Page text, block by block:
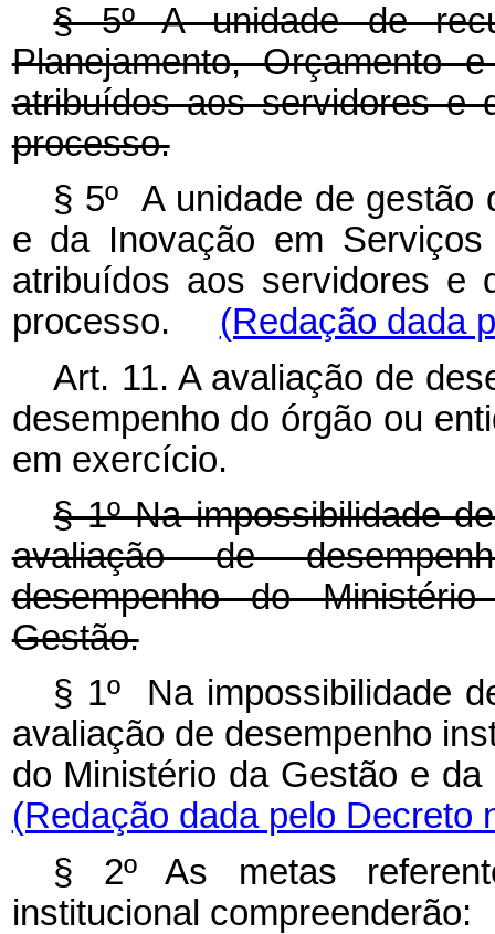
§ 5º A unidade de
Planejamento, Orçamento
atribuídos aos servidores e
processo.
§ 5º A unidade de gestão
e da Inovação em
atribuídos aos servidores e
processo. (Redação dada
Art. 11. A avaliação de
desempenho do órgão ou
em exercício.
§ 1º Na impossibilidade
avaliação de
desempenho do
Gestão.
§ 1º Na impossibilidade
avaliação de desempenho
do Ministério da Gestão e
(Redação dada pelo Decreto
§ 2º As metas
institucional compreenderão: